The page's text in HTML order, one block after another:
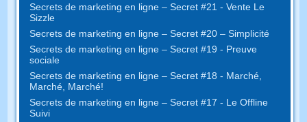
Secrets de marketing en ligne – Secret #21 - Vente Le
Sizzle
Secrets de marketing en ligne – Secret #20 – Simplicité
Secrets de marketing en ligne – Secret #19 - Preuve
sociale
Secrets de marketing en ligne – Secret #18 - Marché,
Marché, Marché!
Secrets de marketing en ligne – Secret #17 - Le Offline
Suivi